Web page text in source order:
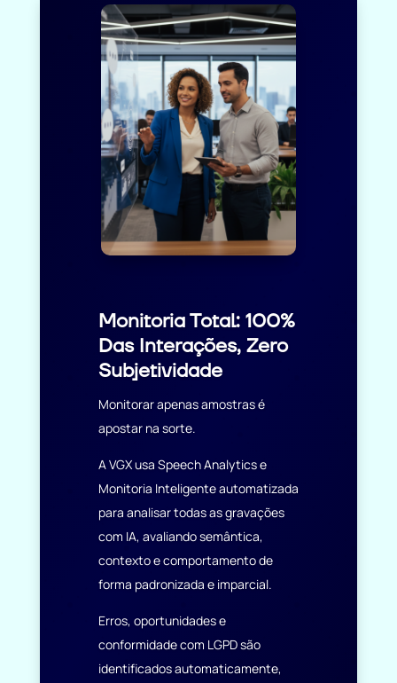
Monitoria Total: 100%
Das Interações, Zero
Subjetividade
Monitorar apenas amostras é
apostar na sorte.
A VGX usa Speech Analytics e
Monitoria Inteligente automatizada
para analisar todas as gravações
com IA, avaliando semântica,
contexto e comportamento de
forma padronizada e imparcial.
Erros, oportunidades e
conformidade com LGPD são
identificados automaticamente,